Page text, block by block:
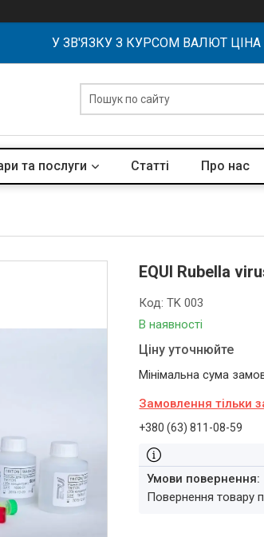
У ЗВ'ЯЗКУ З КУРСОМ ВАЛЮТ
та послуги Статті Про нас
EQUI Rubella
В наявності
Код:TK 003
Ціну уточнюйте
Мінімальна сума
Замовлення тільки
+380 (63) 811-08-59
повернення товару